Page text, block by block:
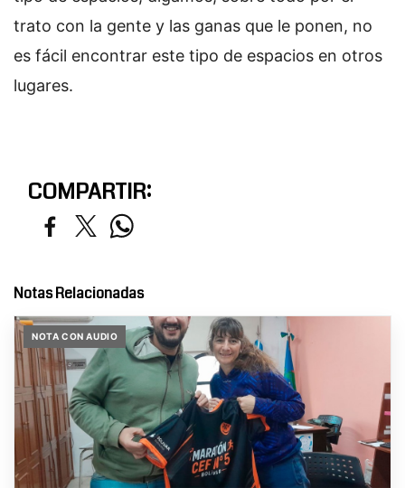
trato con la gente y las ganas que le ponen, no
es fácil encontrar este tipo de espacios en otros
lugares.
COMPARTIR:
Notas Relacionadas
NOTA CON AUDIO